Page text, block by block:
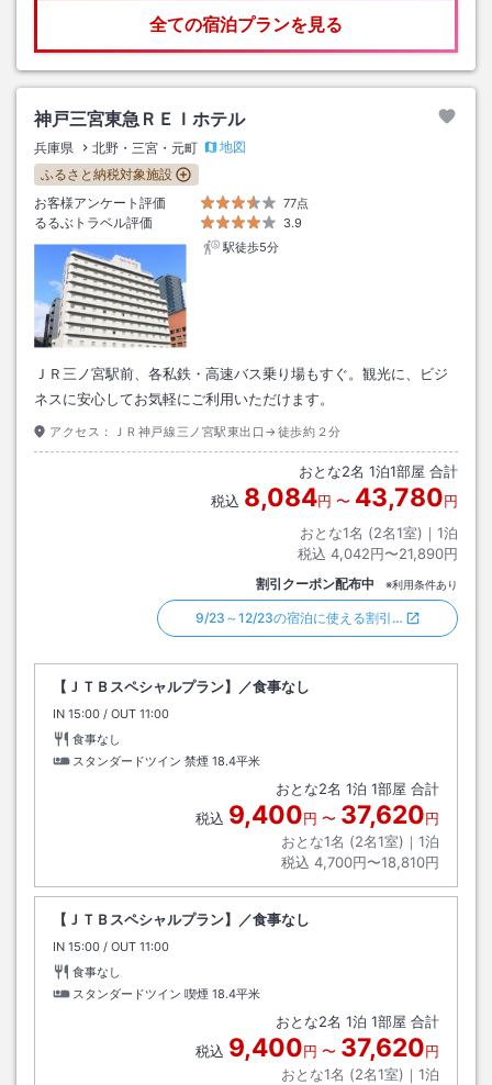
全ての宿泊プランを見る
神戸三宮東急ＲＥＩホテル
兵庫県 北野・三宮・元町
地図
ふるさと納税対象施設
お客様アンケート評価
77点
るるぶトラベル評価
3.9
駅徒歩5分
ＪＲ三ノ宮駅前、各私鉄・高速バス乗り場もすぐ。観光に、ビジ
ネスに安心してお気軽にご利用いただけます。
アクセス： ＪＲ神戸線三ノ宮駅東出口→徒歩約２分
おとな2名 1泊1部屋 合計
税込 8,084円 〜 43,780円
おとな1名 (2名1室)｜ 1泊
税込 4,042円〜21,890円
割引クーポン配布中 ※利用条件あり
9/23～12/23の宿泊に使える割引…
【ＪＴＢスペシャルプラン】／食事なし
IN チェックイン
15:00 / OUT チェックアウト
11:00
食事なし
スタンダードツイン 禁煙 18.4平米
おとな2名 1泊 1部屋 合計
税込 9,400円 〜 37,620円
おとな1名 (2名1室)｜ 1泊
税込 4,700円〜18,810円
【ＪＴＢスペシャルプラン】／食事なし
IN チェックイン
15:00 / OUT チェックアウト
11:00
食事なし
スタンダードツイン 喫煙 18.4平米
おとな2名 1泊 1部屋 合計
税込 9,400円 〜 37,620円
おとな1名 (2名1室)｜ 1泊